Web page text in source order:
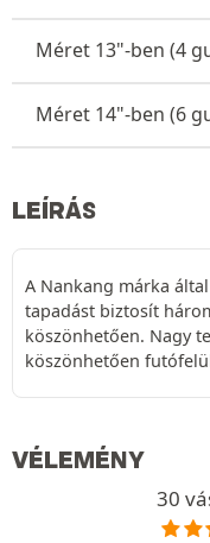
Méret 13"-ben (4
Méret 14"-ben (6
LEÍRÁS
A Nankang márka
tapadást biztosít
köszönhetően. Nagy
köszönhetően
VÉLEMÉNY
30